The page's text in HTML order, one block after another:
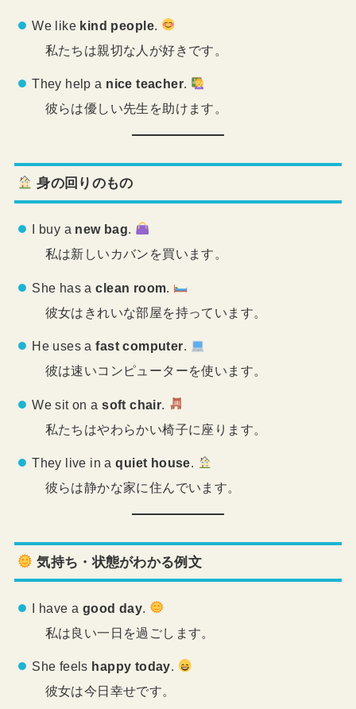
We like kind people.
私たちは親切な人が好きです。
They help a nice teacher.
彼らは優しい先生を助けます。
身の回りのもの
I buy a new bag.
私は新しいカバンを買います。
She has aclean room
彼女はきれいな部屋を持っています。
He uses afast computer.
彼は速いコンピューターを使います。
We sit on asoft chair
私たちはやわらかい椅子に座ります。
They live in aquiet house.
彼らは静かな家に住んでいます。
気持ち・状態がわかる例文
I have a good day.
私は良い一日を過ごします。
She feels happy today.
彼女は今日幸せです。